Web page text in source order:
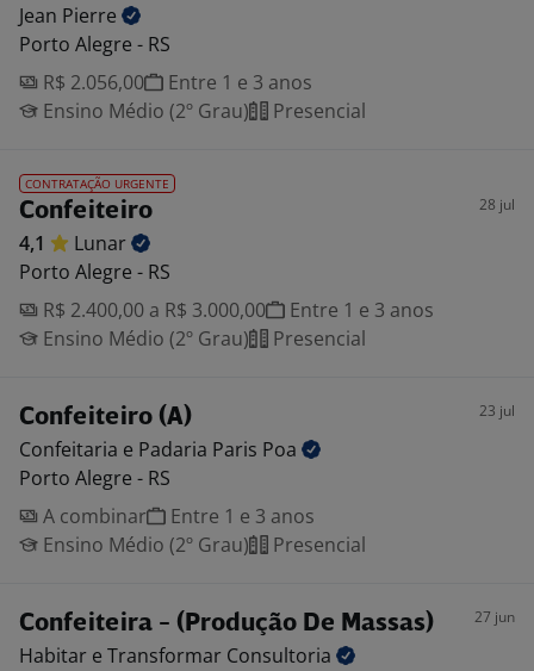
Jean Pierre
Porto Alegre - RS
R$ 2.056,00
Entre 1 e 3 anos
Ensino Médio (2º Grau)
Presencial
CONTRATAÇÃO URGENTE
Confeiteiro 28 jul
4,1
Lunar
Porto Alegre - RS
R$ 2.400,00 a R$ 3.000,00
Entre 1 e 3 anos
Ensino Médio (2º Grau)
Presencial
Confeiteiro (A) 23 jul
Confeitaria e Padaria Paris Poa
Porto Alegre - RS
A combinar
Entre 1 e 3 anos
Ensino Médio (2º Grau)
Presencial
Confeiteira - (Produção De Massas) 27 jun
Habitar e Transformar Consultoria